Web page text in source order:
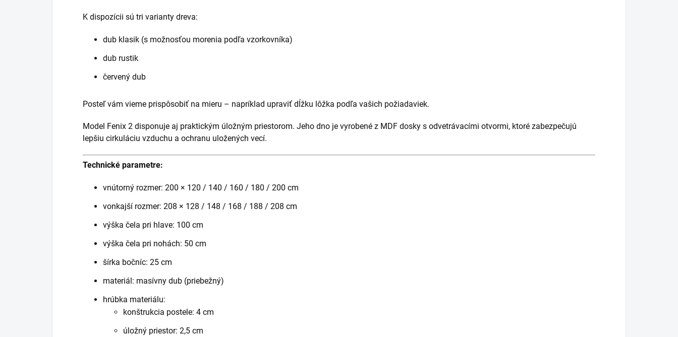
K dispozícii sú tri varianty dreva:
dub klasik (s možnosťou morenia podľa vzorkovníka)
dub rustik
červený dub
Posteľ vám vieme prispôsobiť na mieru – napríklad upraviť dĺžku lôžka podľa vašich požiadaviek.
Model Fenix 2 disponuje aj praktickým úložným priestorom. Jeho dno je vyrobené z MDF dosky s odvetrávacími otvormi, ktoré zabezpečujú
lepšiu cirkuláciu vzduchu a ochranu uložených vecí.
Technické parametre:
vnútorný rozmer: 200 × 120 / 140 / 160 / 180 / 200 cm
vonkajší rozmer: 208 × 128 / 148 / 168 / 188 / 208 cm
výška čela pri hlave: 100 cm
výška čela pri nohách: 50 cm
šírka bočníc: 25 cm
materiál: masívny dub (priebežný)
hrúbka materiálu:
konštrukcia postele: 4 cm
úložný priestor: 2,5 cm